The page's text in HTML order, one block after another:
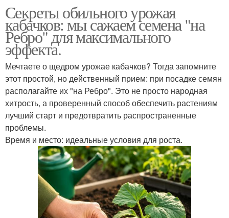
Секреты обильного урожая
кабачков: мы сажаем семена "на
Ребро" для максимального
эффекта.
Мечтаете о щедром урожае кабачков? Тогда запомните
этот простой, но действенный прием: при посадке семян
располагайте их "на Ребро". Это не просто народная
хитрость, а проверенный способ обеспечить растениям
лучший старт и предотвратить распространенные
проблемы.
Время и место: идеальные условия для роста.